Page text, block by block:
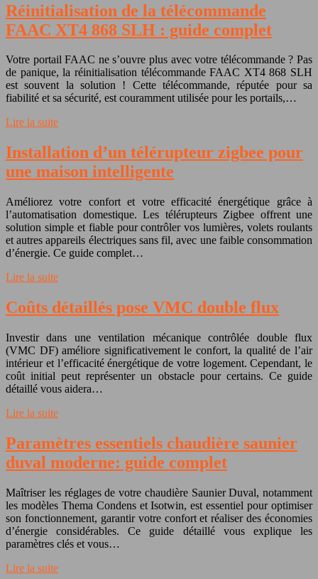
Réinitialisation de la télécommande
FAAC XT4 868 SLH : guide complet
Votre portail FAAC ne s’ouvre plus avec votre télécommande ? Pas
de panique, la réinitialisation télécommande FAAC XT4 868 SLH
est souvent la solution ! Cette télécommande, réputée pour sa
fiabilité et sa sécurité, est couramment utilisée pour les portails,…
Lire la suite
Installation d’un télérupteur zigbee pour
une maison intelligente
Améliorez votre confort et votre efficacité énergétique grâce à
l’automatisation domestique. Les télérupteurs Zigbee offrent une
solution simple et fiable pour contrôler vos lumières, volets roulants
et autres appareils électriques sans fil, avec une faible consommation
d’énergie. Ce guide complet…
Lire la suite
Coûts détaillés pose VMC double flux
Investir dans une ventilation mécanique contrôlée double flux
(VMC DF) améliore significativement le confort, la qualité de l’air
intérieur et l’efficacité énergétique de votre logement. Cependant, le
coût initial peut représenter un obstacle pour certains. Ce guide
détaillé vous aidera…
Lire la suite
Paramètres essentiels chaudière saunier
duval moderne: guide complet
Maîtriser les réglages de votre chaudière Saunier Duval, notamment
les modèles Thema Condens et Isotwin, est essentiel pour optimiser
son fonctionnement, garantir votre confort et réaliser des économies
d’énergie considérables. Ce guide détaillé vous explique les
paramètres clés et vous…
Lire la suite